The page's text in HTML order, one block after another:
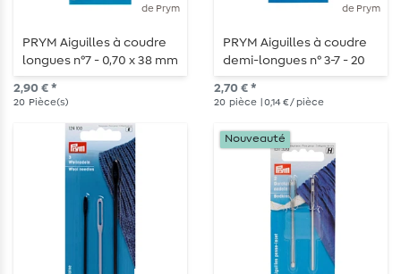
de Prym
PRYM Aiguilles à coudre
longues n°7 - 0,70 x 38 mm
- 20 pièces
2,90 € *
20 Pièce(s)
de Prym
PRYM Aiguilles à coudre
demi-longues n° 3-7 - 20
pièces
2,70 € *
20 pièce | 0,14 € / pièce
Nouveauté